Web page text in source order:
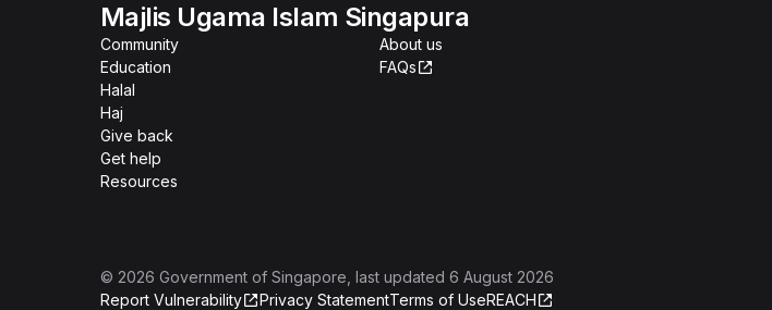
Majlis Ugama Islam Singapura
Community
Education
Halal
Haj
Give back
Get help
Resources
About us
FAQs
© 2026 Government of Singapore , last updated 6 August 2026
Report Vulnerability
Privacy StatementTerms of UseREACH